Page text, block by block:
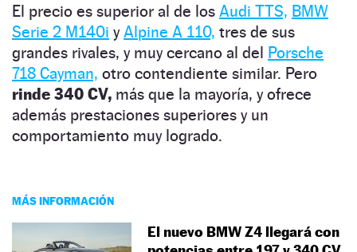
El precio es superior al de los Audi TTS, BMW
Serie 2 M140i yAlpine A 110, tres de sus
grandes rivales, y muy cercano al del Porsche
718 Cayman, otro contendiente similar. Pero
rinde 340 CV, más que la mayoría, y ofrece
además prestaciones superiores y un
comportamiento muy logrado.
MÁS INFORMACIÓN
El nuevo BMW Z4 llegará con